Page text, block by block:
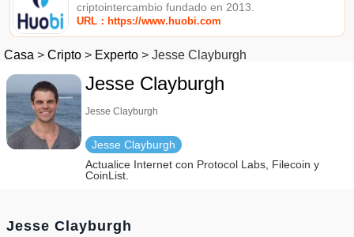
criptointercambio fundado en 2013.
URL：https://www.huobi.com
Casa > Cripto > Experto > Jesse Clayburgh
Jesse Clayburgh
Jesse Clayburgh
Jesse Clayburgh
Actualice Internet con Protocol Labs, Filecoin y
CoinList.
Jesse Clayburgh